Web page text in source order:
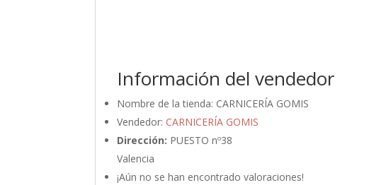
Información del vendedor
Nombre de la tienda: CARNICERÍA GOMIS
Vendedor: CARNICERÍA GOMIS
Dirección: PUESTO nº38
Valencia
¡Aún no se han encontrado valoraciones!